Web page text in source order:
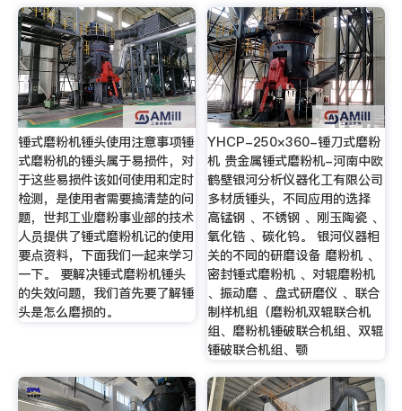
锤式磨粉机锤头使用注意事项锤
式磨粉机的锤头属于易损件，对
于这些易损件该如何使用和定时
检测，是使用者需要搞清楚的问
题，世邦工业磨粉事业部的技术
人员提供了锤式磨粉机记的使用
要点资料，下面我们一起来学习
一下。 要解决锤式磨粉机锤头
的失效问题，我们首先要了解锤
头是怎么磨损的。
YHCP-250×360-锤刀式磨粉
机 贵金属锤式磨粉机-河南中欧
鹤壁银河分析仪器化工有限公司
多材质锤头，不同应用的选择
高锰钢 、不锈钢 、刚玉陶瓷 、
氧化锆 、碳化钨。 银河仪器相
关的不同的研磨设备 磨粉机 、
密封锤式磨粉机 、对辊磨粉机
、振动磨 、盘式研磨仪 、联合
制样机组（磨粉机双辊联合机
组、磨粉机锤破联合机组、双辊
锤破联合机组、颚